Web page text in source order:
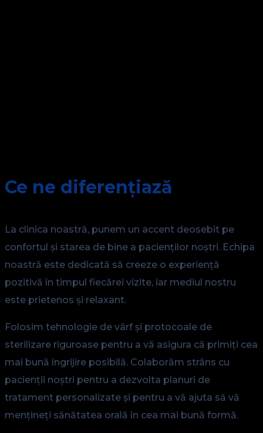
Ce ne diferențiază
La clinica noastră, punem un accent deosebit pe
confortul și starea de bine a pacienților noștri. Echipa
noastră este dedicată să creeze o experiență
pozitivă în timpul fiecărei vizite, iar mediul nostru
este prietenos și relaxant.
Folosim tehnologie de vârf și protocoale de
sterilizare riguroase pentru a vă asigura că primiți cea
mai bună îngrijire posibilă. Colaborăm strâns cu
pacienții noștri pentru a dezvolta planuri de
tratament personalizate și pentru a vă ajuta să vă
mențineți sănătatea orală în cea mai bună formă.